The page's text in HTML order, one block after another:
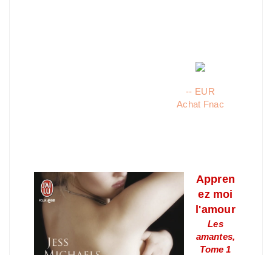
-- EUR
Achat Fnac
Appren
ez moi
l'amour
Les
amantes,
Tome 1